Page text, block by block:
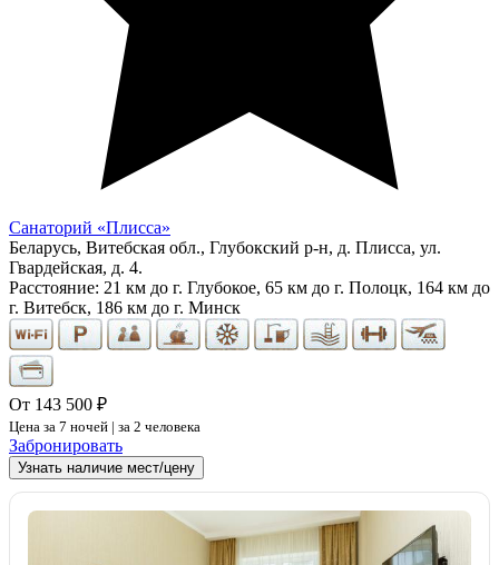
Санаторий «Плисса»
Беларусь, Витебская обл., Глубокский р-н, д. Плисса, ул.
Гвардейская, д. 4.
Расстояние: 21 км до г. Глубокое, 65 км до г. Полоцк, 164 км до
г. Витебск, 186 км до г. Минск
От 143 500 ₽
Цена за 7 ночей | за 2 человека
Забронировать
Узнать наличие мест/цену